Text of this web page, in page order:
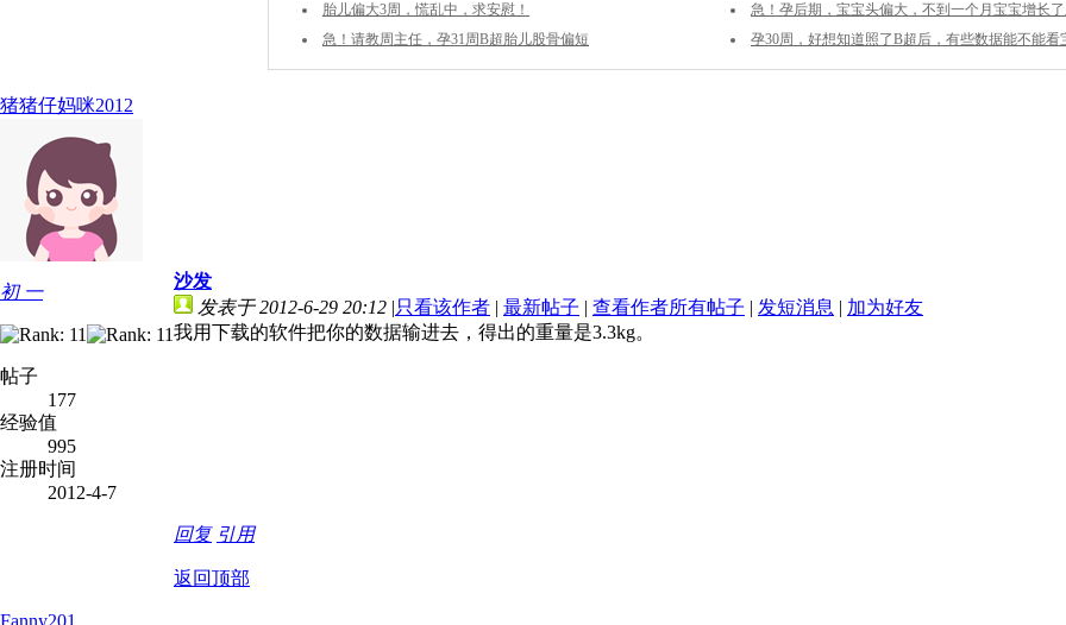
胎儿偏大3周，慌乱中，求安慰！
急！孕后期，宝宝头偏大，不到一个月宝宝增长
这样正常吗？
急！请教周主任，孕31周B超胎儿股骨偏短 孕30周，好想知道照了B超后，有些数据能不能看
猪猪仔妈咪2012
初 一
帖子
177
经验值
995
注册时间
2012-4-7
沙发
发表于 2012-6-29 20:12 |只看该作者 | 最新帖子 | 查看作者所有帖子 | 发短消息 | 加为好友
我用下载的软件把你的数据输进去，得出的重量是3.3kg。
回复 引用
返回顶部
Fanny201